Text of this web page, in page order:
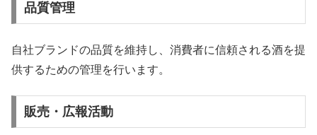
品質管理
自社ブランドの品質を維持し、消費者に信頼される酒を提
供するための管理を行います。
販売・広報活動